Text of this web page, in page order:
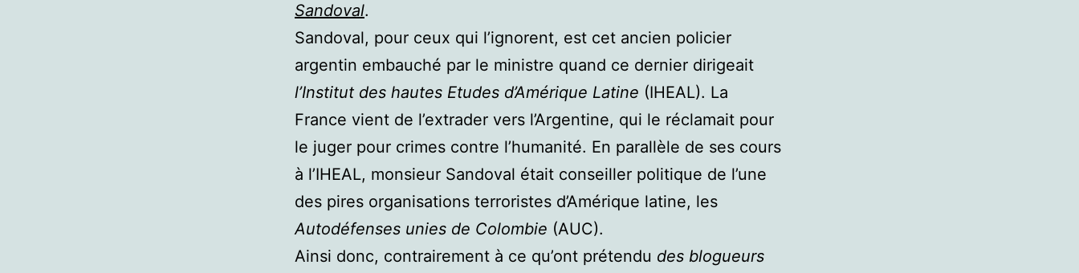
Sandoval.
Sandoval, pour ceux qui l’ignorent, est cet ancien policier
argentin embauché par le ministre quand ce dernier dirigeait
l’Institut des hautes Etudes d’Amérique Latine (IHEAL). La
France vient de l’extrader vers l’Argentine, qui le réclamait pour
le juger pour crimes contre l’humanité. En parallèle de ses cours
à l’IHEAL, monsieur Sandoval était conseiller politique de l’une
des pires organisations terroristes d’Amérique latine, les
Autodéfenses unies de Colombie (AUC).
Ainsi donc, contrairement à ce qu’ont prétendu des blogueurs